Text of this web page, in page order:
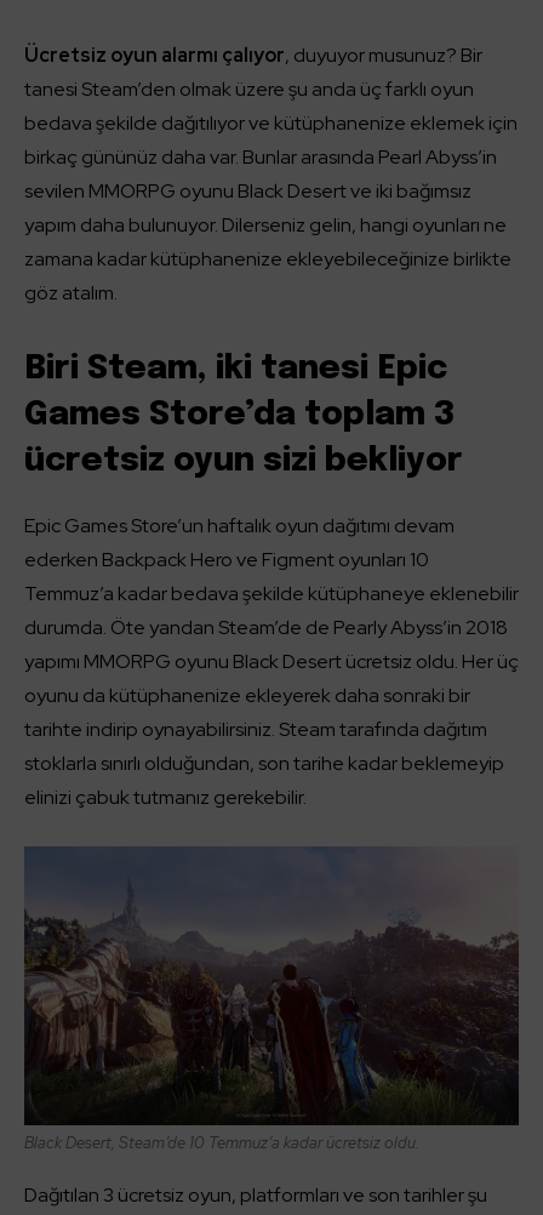
Ücretsiz oyun alarmı çalıyor, duyuyor musunuz? Bir
tanesi Steam’den olmak üzere şu anda üç farklı oyun
bedava şekilde dağıtılıyor ve kütüphanenize eklemek için
birkaç gününüz daha var. Bunlar arasında Pearl Abyss’in
sevilen MMORPG oyunu Black Desert ve iki bağımsız
yapım daha bulunuyor. Dilerseniz gelin, hangi oyunları ne
zamana kadar kütüphanenize ekleyebileceğinize birlikte
göz atalım.
Biri Steam, iki tanesi Epic
Games Store’da toplam 3
ücretsiz oyun sizi bekliyor
Epic Games Store’un haftalık oyun dağıtımı devam
ederken Backpack Hero ve Figment oyunları 10
Temmuz’a kadar bedava şekilde kütüphaneye eklenebilir
durumda. Öte yandan Steam’de de Pearly Abyss’in 2018
yapımı MMORPG oyunu Black Desert ücretsiz oldu. Her üç
oyunu da kütüphanenize ekleyerek daha sonraki bir
tarihte indirip oynayabilirsiniz. Steam tarafında dağıtım
stoklarla sınırlı olduğundan, son tarihe kadar beklemeyip
elinizi çabuk tutmanız gerekebilir.
Black Desert, Steam’de 10 Temmuz’a kadar ücretsiz oldu.
Dağıtılan 3 ücretsiz oyun, platformları ve son tarihler şu